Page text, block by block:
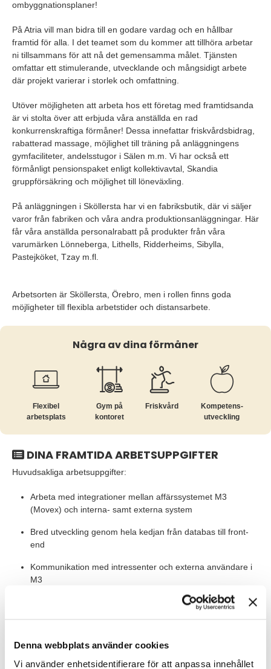
Denna webbplats använder cookies
Vi använder enhetsidentifierare för att anpassa innehållet
ombyggnationsplaner!
På Atria vill man bidra till en godare vardag och en hållbar
framtid för alla. I det teamet som du kommer att tillhöra arbetar
ni tillsammans för att nå det gemensamma målet. Tjänsten
omfattar ett stimulerande, utvecklande och mångsidigt arbete
där projekt varierar i storlek och omfattning.
Utöver möjligheten att arbeta hos ett företag med framtidsanda
är vi stolta över att erbjuda våra anställda en rad
konkurrenskraftiga förmåner! Dessa innefattar friskvårdsbidrag,
rabatterad massage, möjlighet till träning på anläggningens
gymfaciliteter, andelsstugor i Sälen m.m. Vi har också ett
förmånligt pensionspaket enligt kollektivavtal, Skandia
gruppförsäkring och möjlighet till löneväxling.
På anläggningen i Sköllersta har vi en fabriksbutik, där vi säljer
varor från fabriken och våra andra produktionsanläggningar. Här
får våra anställda personalrabatt på produkter från våra
varumärken Lönneberga, Lithells, Ridderheims, Sibylla,
Pastejköket, Tzay m.fl.
Arbetsorten är Sköllersta, Örebro, men i rollen finns goda
möjligheter till flexibla arbetstider och distansarbete.
Några av dina förmåner
Flexibel
arbetsplats
Gym på
kontoret
Friskvård
Kompetens­
utveckling
DINA FRAMTIDA ARBETSUPPGIFTER
Huvudsakliga arbetsuppgifter:
Arbeta med integrationer mellan affärssystemet M3
(Movex) och interna- samt externa system
Bred utveckling genom hela kedjan från databas till front-
end
Kommunikation med intressenter och externa användare i
M3
Tillhandahålla effektiv och fungerande ERP
Förbättra och ändra systemet efter organisationens behov